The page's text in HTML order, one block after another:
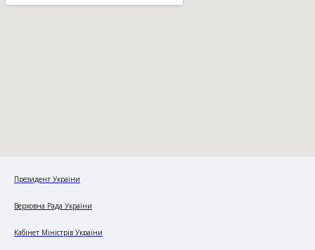
Президент України
Верховна Рада України
Кабінет Міністрів України